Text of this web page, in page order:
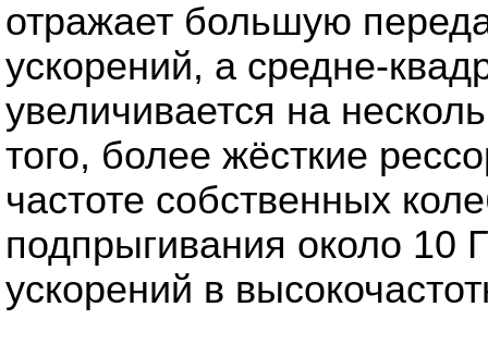
отражает большую
ускорений, а средне-
увеличивается на
того, более жёсткие
частоте собственных
подпрыгивания около 10
ускорений в